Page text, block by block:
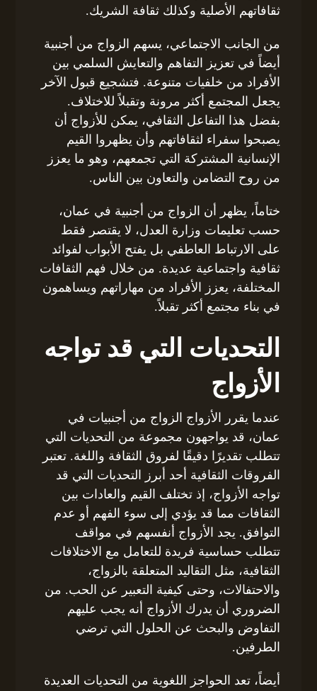
ثقافاتهم الأصلية وكذلك ثقافة الشريك.
من الجانب الاجتماعي، يسهم الزواج من أجنبية
أيضاً في تعزيز التفاهم والتعايش السلمي بين
الأفراد من خلفيات متنوعة. فتشجيع قبول الآخر
يجعل المجتمع أكثر مرونة وتقبلاً للاختلاف.
بفضل هذا التفاعل الثقافي، يمكن للأزواج أن
يصبحوا سفراء لثقافاتهم وأن يظهروا القيم
الإنسانية المشتركة التي تجمعهم، وهو ما يعزز
من روح التضامن والتعاون بين الناس.
ختاماً، يظهر أن الزواج من أجنبية في عمان،
حسب تعليمات وزارة العدل، لا يقتصر فقط
على الارتباط العاطفي بل يفتح الأبواب لفوائد
ثقافية واجتماعية عديدة. من خلال فهم الثقافات
المختلفة، يعزز الأفراد من مهاراتهم ويساهمون
في بناء مجتمع أكثر تقبلاً.
التحديات التي قد تواجه
الأزواج
عندما يقرر الأزواج الزواج من أجنبيات في
عمان، قد يواجهون مجموعة من التحديات التي
تتطلب تقديرًا دقيقًا لفروق الثقافة واللغة. تعتبر
الفروقات الثقافية أحد أبرز التحديات التي قد
تواجه الأزواج، إذ تختلف القيم والعادات بين
الثقافات مما قد يؤدي إلى سوء الفهم أو عدم
التوافق. يجد الأزواج أنفسهم في مواقف
تتطلب حساسية فريدة للتعامل مع الاختلافات
الثقافية، مثل التقاليد المتعلقة بالزواج،
والاحتفالات، وحتى كيفية التعبير عن الحب. من
الضروري أن يدرك الأزواج أنه يجب عليهم
التفاوض والبحث عن الحلول التي ترضي
الطرفين.
أيضاً، تعد الحواجز اللغوية من التحديات العديدة